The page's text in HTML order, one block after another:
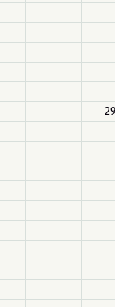
29